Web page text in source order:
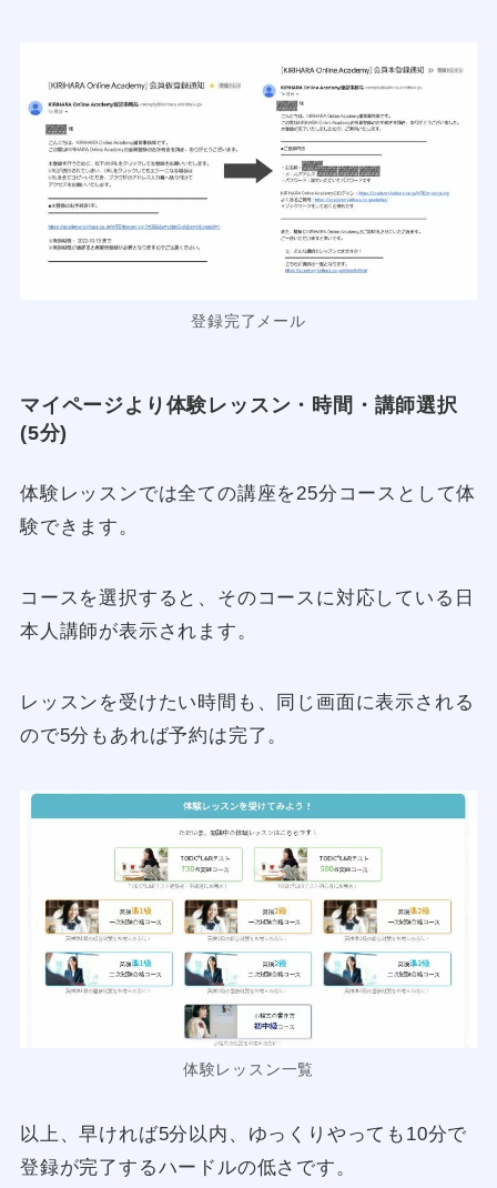
登録完了メール
マイページより体験レッスン・時間・講師選択
(5分)
体験レッスンでは全ての講座を25分コースとして体
験できます。
コースを選択すると、そのコースに対応している日
本人講師が表示されます。
レッスンを受けたい時間も、同じ画面に表示される
ので5分もあれば予約は完了。
体験レッスン一覧
以上、早ければ5分以内、ゆっくりやっても10分で
登録が完了するハードルの低さです。